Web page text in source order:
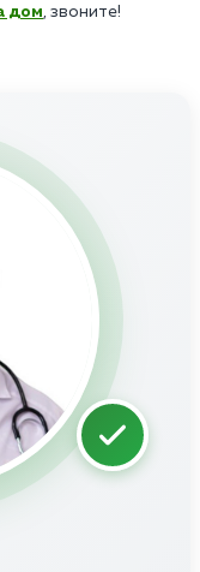
дом, звоните!